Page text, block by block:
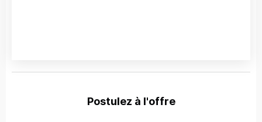
Postulez à l'offre